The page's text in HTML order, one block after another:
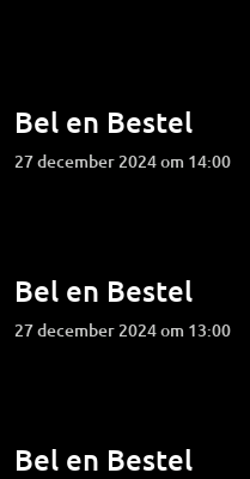
Bel en Bestel
27 december 2024 om 14:00
Bel en Bestel
27 december 2024 om 13:00
Bel en Bestel